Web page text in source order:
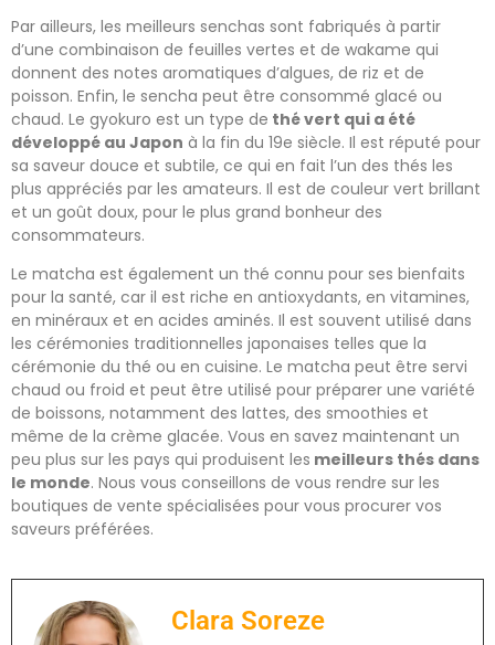
Par ailleurs, les meilleurs senchas sont fabriqués à partir
d’une combinaison de feuilles vertes et de wakame qui
donnent des notes aromatiques d’algues, de riz et de
poisson. Enfin, le sencha peut être consommé glacé ou
chaud. Le gyokuro est un type de thé vert qui a été
développé au Japon à la fin du 19e siècle. Il est réputé pour
sa saveur douce et subtile, ce qui en fait l’un des thés les
plus appréciés par les amateurs. Il est de couleur vert brillant
et un goût doux, pour le plus grand bonheur des
consommateurs.
Le matcha est également un thé connu pour ses bienfaits
pour la santé, car il est riche en antioxydants, en vitamines,
en minéraux et en acides aminés. Il est souvent utilisé dans
les cérémonies traditionnelles japonaises telles que la
cérémonie du thé ou en cuisine. Le matcha peut être servi
chaud ou froid et peut être utilisé pour préparer une variété
de boissons, notamment des lattes, des smoothies et
même de la crème glacée. Vous en savez maintenant un
peu plus sur les pays qui produisent les meilleurs thés dans
le monde. Nous vous conseillons de vous rendre sur les
boutiques de vente spécialisées pour vous procurer vos
saveurs préférées.
Clara Soreze